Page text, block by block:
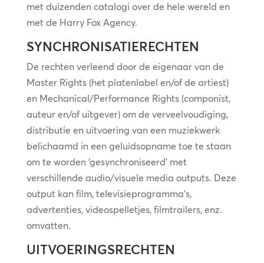
met duizenden catalogi over de hele wereld en
met de Harry Fox Agency.
SYNCHRONISATIERECHTEN
De rechten verleend door de eigenaar van de
Master Rights (het platenlabel en/of de artiest)
en Mechanical/Performance Rights (componist,
auteur en/of uitgever) om de verveelvoudiging,
distributie en uitvoering van een muziekwerk
belichaamd in een geluidsopname toe te staan
om te worden ‘gesynchroniseerd’ met
verschillende audio/visuele media outputs. Deze
output kan film, televisieprogramma’s,
advertenties, videospelletjes, filmtrailers, enz.
omvatten.
UITVOERINGSRECHTEN